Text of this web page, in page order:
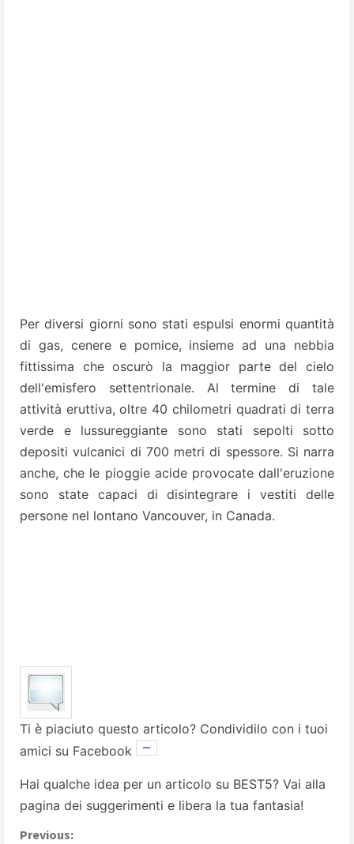
Per diversi giorni sono stati espulsi enormi quantità
di gas, cenere e pomice, insieme ad una nebbia
fittissima che oscurò la maggior parte del cielo
dell'emisfero settentrionale. Al termine di tale
attività eruttiva, oltre 40 chilometri quadrati di terra
verde e lussureggiante sono stati sepolti sotto
depositi vulcanici di 700 metri di spessore. Si narra
anche, che le pioggie acide provocate dall'eruzione
sono state capaci di disintegrare i vestiti delle
persone nel lontano Vancouver, in Canada.
Ti è piaciuto questo articolo? Condividilo con i tuoi
amici su Facebook
Hai qualche idea per un articolo su BEST5? Vai alla
pagina dei suggerimenti e libera la tua fantasia!
Previous: